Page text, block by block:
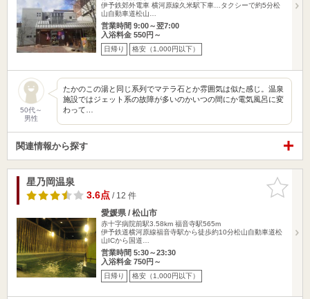
伊予鉄郊外電車 横河原線久米駅下車…タクシーで約5分松
山自動車道松山…
営業時間 9:00～翌7:00
入浴料金 550円～
日帰り 格安（1,000円以下）
50代～
男性
たかのこの湯と同じ系列でマテラ石とか雰囲気は似た感じ。温泉
施設ではジェット系の故障が多いのかいつの間にか電気風呂に変
わって…
関連情報から探す
お気に入
りに追加
星乃岡温泉
3.6点/ 12 件
愛媛県 / 松山市
赤十字病院前駅3.58km 福音寺駅565m
伊予鉄道横河原線福音寺駅から徒歩約10分松山自動車道松
山ICから国道…
営業時間 5:30～23:30
入浴料金 750円～
日帰り 格安（1,000円以下）